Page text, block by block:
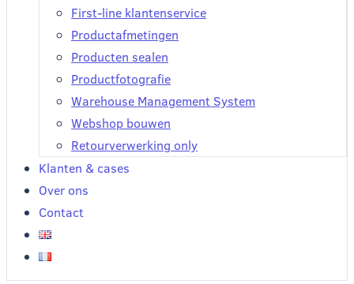
First-line klantenservice
Productafmetingen
Producten sealen
Productfotografie
Warehouse Management System
Webshop bouwen
Retourverwerking only
Klanten & cases
Over ons
Contact